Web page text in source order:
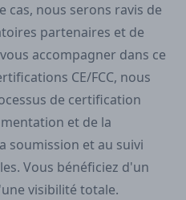
cas, nous serons ravis de
partenaires et de
accompagner dans ce
CE/FCC, nous
de certification
et de la
soumission et au suivi
Vous bénéficiez d'un
visibilité totale.